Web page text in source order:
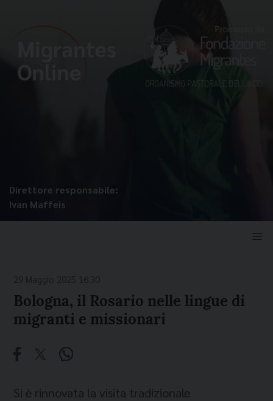
Direttore responsabile:
Ivan Maffeis
Bologna, il Rosario nelle lingue di
migranti e missionari
Si è rinnovata la visita tradizionale